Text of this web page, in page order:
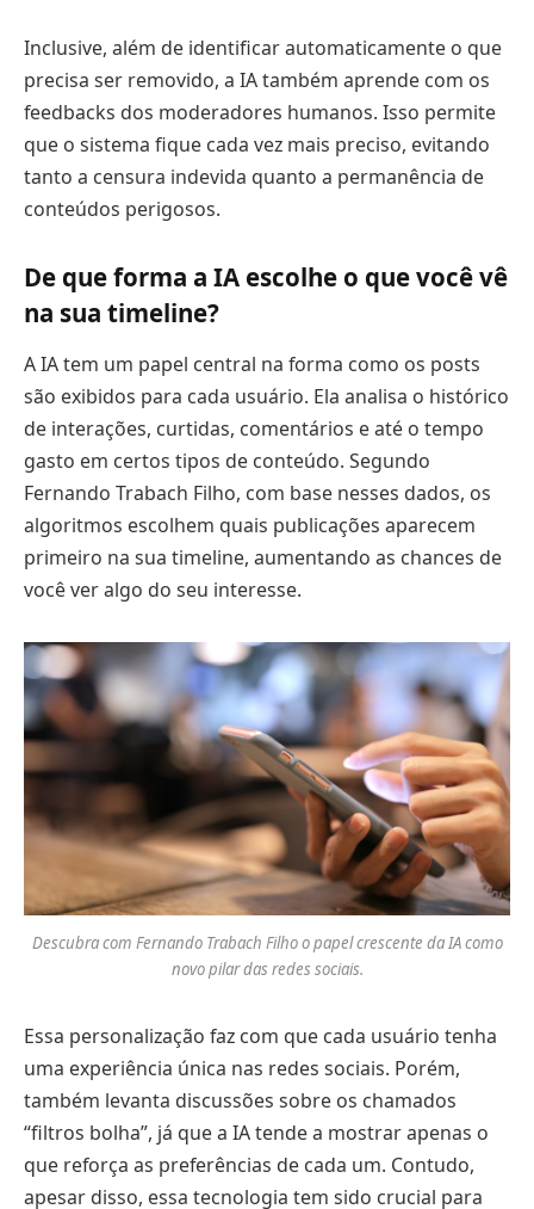
Inclusive, além de identificar automaticamente o que
precisa ser removido, a IA também aprende com os
feedbacks dos moderadores humanos. Isso permite
que o sistema fique cada vez mais preciso, evitando
tanto a censura indevida quanto a permanência de
conteúdos perigosos.
De que forma a IA escolhe o que você vê
na sua timeline?
A IA tem um papel central na forma como os posts
são exibidos para cada usuário. Ela analisa o histórico
de interações, curtidas, comentários e até o tempo
gasto em certos tipos de conteúdo. Segundo
Fernando Trabach Filho, com base nesses dados, os
algoritmos escolhem quais publicações aparecem
primeiro na sua timeline, aumentando as chances de
você ver algo do seu interesse.
Descubra com Fernando Trabach Filho o papel crescente da IA como
novo pilar das redes sociais.
Essa personalização faz com que cada usuário tenha
uma experiência única nas redes sociais. Porém,
também levanta discussões sobre os chamados
“filtros bolha”, já que a IA tende a mostrar apenas o
que reforça as preferências de cada um. Contudo,
apesar disso, essa tecnologia tem sido crucial para